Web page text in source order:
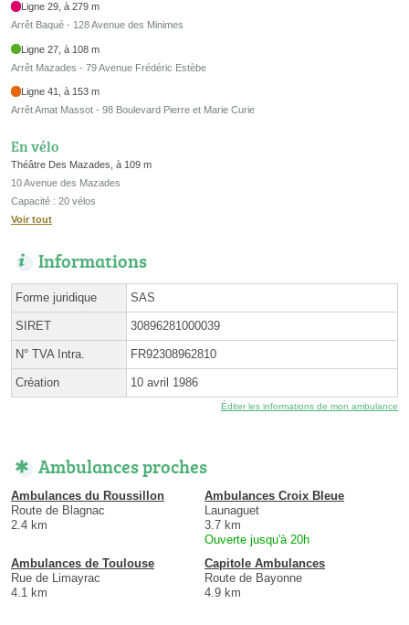
Ligne 29, à 279 m
Arrêt Baqué - 128 Avenue des Minimes
Ligne 27, à 108 m
Arrêt Mazades - 79 Avenue Frédéric Estèbe
Ligne 41, à 153 m
Arrêt Amat Massot - 98 Boulevard Pierre et Marie Curie
En vélo
Théâtre Des Mazades, à 109 m
10 Avenue des Mazades
Capacité : 20 vélos
Voir tout
Informations
Forme juridique SAS
SIRET 30896281000039
N° TVA Intra. FR92308962810
Création 10 avril 1986
Éditer les informations de mon ambulance
Ambulances proches
Ambulances du Roussillon
Route de Blagnac
2.4 km
Ambulances Croix Bleue
Launaguet
3.7 km
Ouverte jusqu'à 20h
Ambulances de Toulouse
Rue de Limayrac
4.1 km
Capitole Ambulances
Route de Bayonne
4.9 km